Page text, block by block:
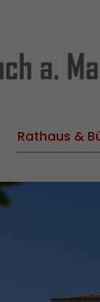
Rathaus &